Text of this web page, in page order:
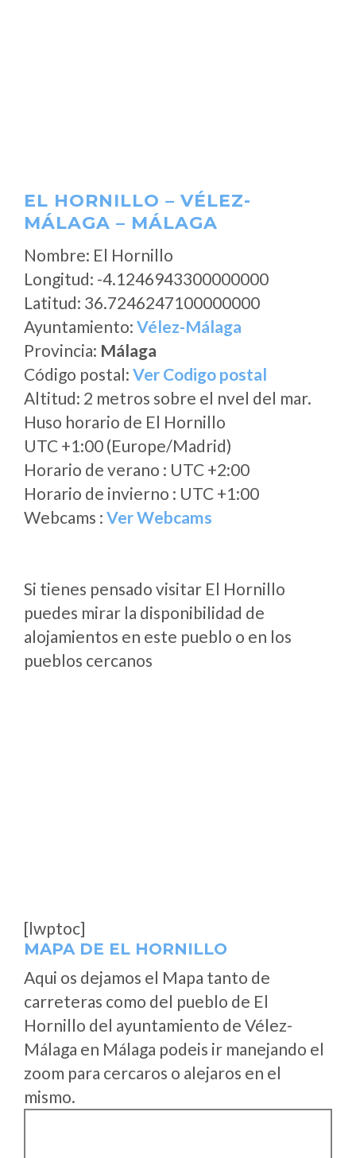
EL HORNILLO – VÉLEZ-
MÁLAGA – MÁLAGA
Nombre: El Hornillo
Longitud: -4.1246943300000000
Latitud: 36.7246247100000000
Ayuntamiento: Vélez-Málaga
Provincia: Málaga
Código postal: Ver Codigo postal
Altitud: 2 metros sobre el nvel del mar.
Huso horario de El Hornillo
UTC +1:00 (Europe/Madrid)
Horario de verano : UTC +2:00
Horario de invierno : UTC +1:00
Webcams : Ver Webcams
Si tienes pensado visitar El Hornillo
puedes mirar la disponibilidad de
alojamientos en este pueblo o en los
pueblos cercanos
[lwptoc]
MAPA DE EL HORNILLO
Aqui os dejamos el Mapa tanto de
carreteras como del pueblo de El
Hornillo del ayuntamiento de Vélez-
Málaga en Málaga podeis ir manejando el
zoom para cercaros o alejaros en el
mismo.